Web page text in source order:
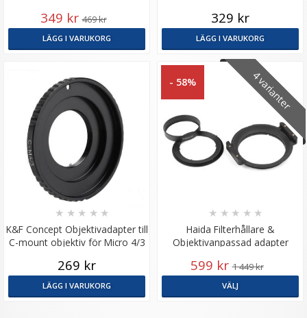
349 kr 469 kr
LÄGG I VARUKORG
329 kr
LÄGG I VARUKORG
K&F Concept Objektivadapter till
C-mount objektiv för Micro 4/3
★ ★ ★ ★ ★
269 kr
LÄGG I VARUKORG
4 varianter
- 58%
Haida Filterhållare &
Objektivanpassad adapter
★ ★ ★ ★ ★
599 kr 1 449 kr
VÄLJ